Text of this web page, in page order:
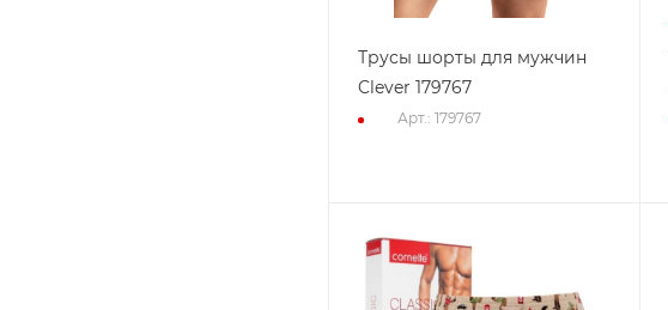
Трусы шорты для мужчин
Clever 179767
Арт.: 179767